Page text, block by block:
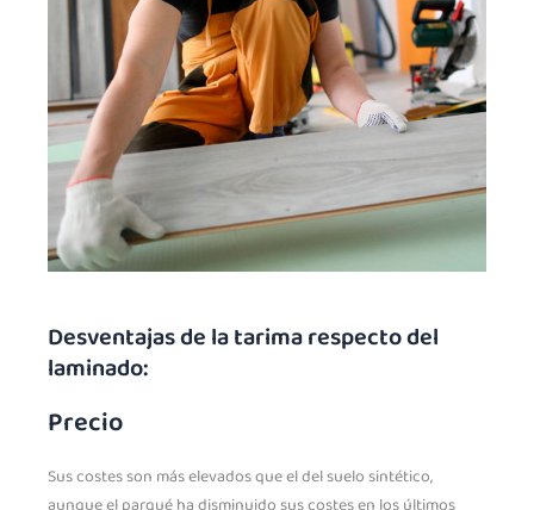
Desventajas de la tarima respecto del
laminado:
Precio
Sus costes son más elevados que el del suelo sintético,